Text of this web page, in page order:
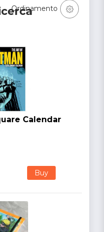
Ordinamento
Calendar
Buy